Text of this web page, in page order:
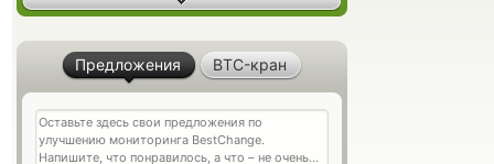
Предложения BTC-кран